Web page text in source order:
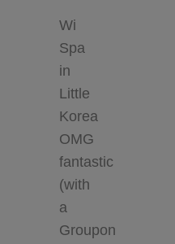
Wi
Spa
in
Little
Korea
OMG
fantastic
(with
a
Groupon